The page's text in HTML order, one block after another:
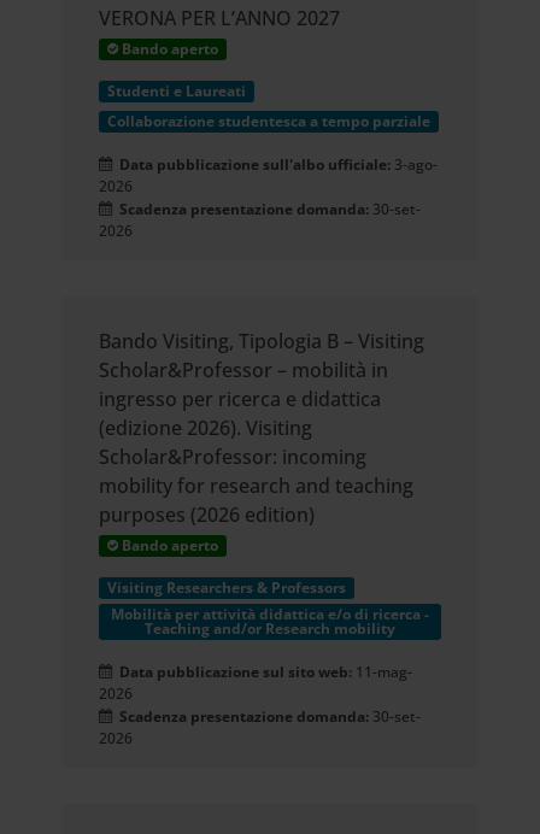
VERONA PER L’ANNO 2027
Bando aperto
Studenti e Laureati
Collaborazione studentesca a tempo parziale
Data pubblicazione sull'albo ufficiale: 3-ago-
2026
Scadenza presentazione domanda: 30-set-
2026
Bando Visiting, Tipologia B – Visiting
Scholar&Professor – mobilità in
ingresso per ricerca e didattica
(edizione 2026). Visiting
Scholar&Professor: incoming
mobility for research and teaching
purposes (2026 edition)
Bando aperto
Visiting Researchers & Professors
Mobilità per attività didattica e/o di ricerca -
Teaching and/or Research mobility
Data pubblicazione sul sito web: 11-mag-
2026
Scadenza presentazione domanda: 30-set-
2026